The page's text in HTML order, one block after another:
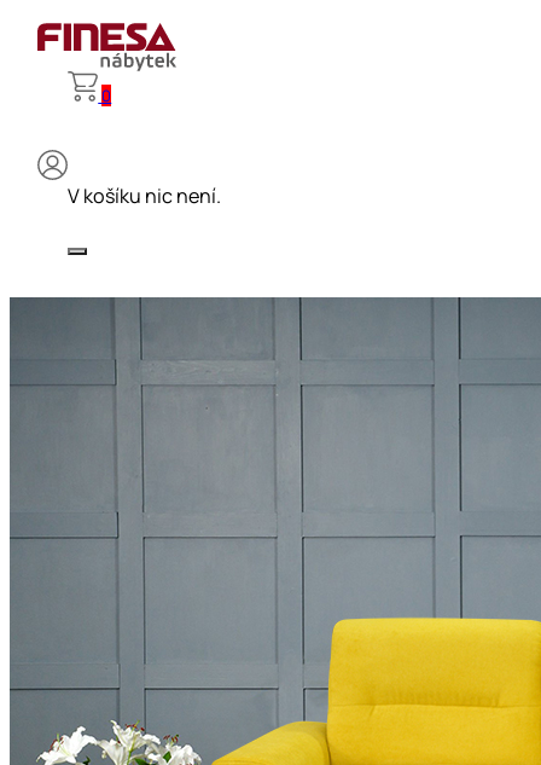
0
V košíku nic není.